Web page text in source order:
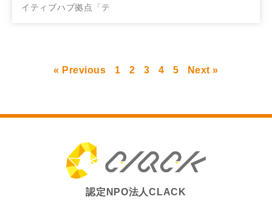
イティブハブ拠点「テ
« Previous 1 2 3 4 5 Next »
認定NPO法人CLACK